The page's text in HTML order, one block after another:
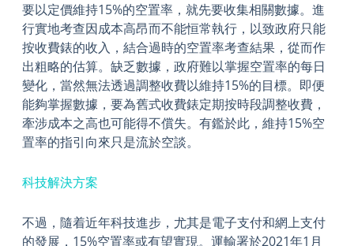
要以定價維持15%的空置率，就先要收集相關數據。進
行實地考查因成本高昂而不能恒常執行，以致政府只能
按收費錶的收入，結合過時的空置率考查結果，從而作
出粗略的估算。缺乏數據，政府難以掌握空置率的每日
變化，當然無法透過調整收費以維持15%的目標。即便
能夠掌握數據，要為舊式收費錶定期按時段調整收費，
牽涉成本之高也可能得不償失。有鑑於此，維持15%空
置率的指引向來只是流於空談。
科技解決方案
不過，隨着近年科技進步，尤其是電子支付和網上支付
的發展，15%空置率或有望實現。運輸署於2021年1月